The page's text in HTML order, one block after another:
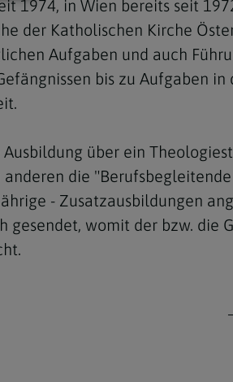
1974, in Wien bereits seit
der Katholischen Kirche
Aufgaben und auch
bis zu Aufgaben in
über ein
die
- Zusatzausbildungen
womit der bzw. die